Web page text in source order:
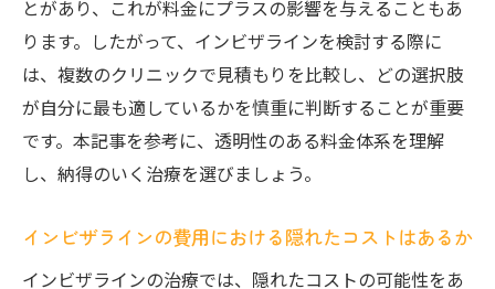
インビザライン治療の透明性がもたらす信
頼
とがあり、これが料金にプラスの影響を与えることもあ
ります。したがって、インビザラインを検討する際に
は、複数のクリニックで見積もりを比較し、どの選択肢
が自分に最も適しているかを慎重に判断することが重要
です。本記事を参考に、透明性のある料金体系を理解
し、納得のいく治療を選びましょう。
インビザラインの費用における隠れたコストはあるか
インビザラインの治療では、隠れたコストの可能性をあ